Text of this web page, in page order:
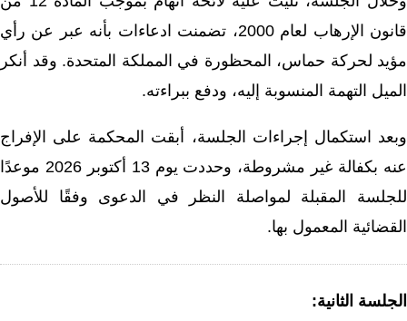
قانون الإرهاب لعام 2000، تضمنت ادعاءات بأنه عبر عن رأي
مؤيد لحركة حماس، المحظورة في المملكة المتحدة. وقد أنكر
الميل التهمة المنسوبة إليه، ودفع ببراءته.
وبعد استكمال إجراءات الجلسة، أبقت المحكمة على الإفراج
عنه بكفالة غير مشروطة، وحددت يوم 13 أكتوبر 2026 موعدًا
للجلسة المقبلة لمواصلة النظر في الدعوى وفقًا للأصول
القضائية المعمول بها.
الجلسة الثانية: